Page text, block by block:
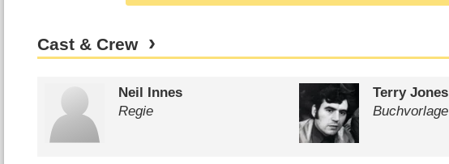
Cast & Crew
Neil Innes
Regie
Terry Jones
Buchvorlage